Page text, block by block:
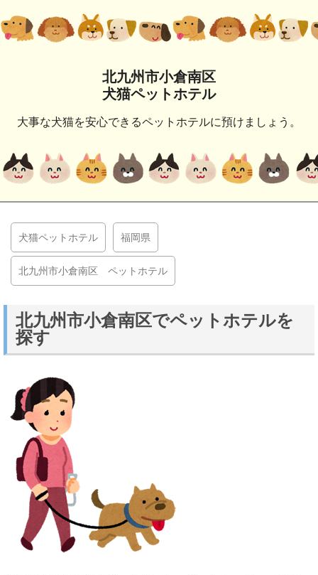
北九州市小倉南区
犬猫ペットホテル
大事な犬猫を安心できるペットホテルに預けましょう。
犬猫ペットホテル 福岡県
北九州市小倉南区 ペットホテル
北九州市小倉南区でペットホテルを
探す